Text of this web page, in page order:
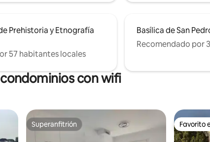
Prehistoria y Etnografía
57 habitantes locales
Basílica de San
Recomendado por
con wifi
Superanfitrión
Superanfitrión Favorito
Favorito